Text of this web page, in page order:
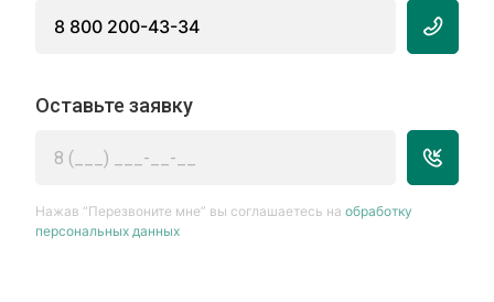
8 800 200-43-34
Оставьте заявку
Нажав “Перезвоните мне” вы соглашаетесь наобработку
персональных данных